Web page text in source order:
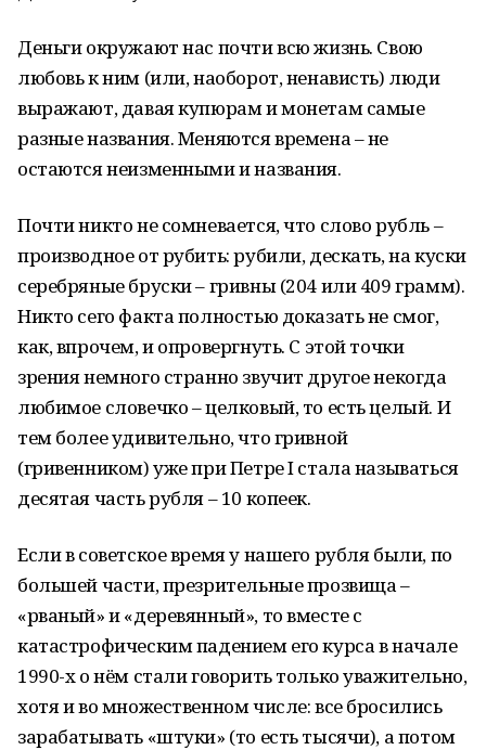
Деньги окружают нас почти всю жизнь. Свою
любовь к ним (или, наоборот, ненависть) люди
выражают, давая купюрам и монетам самые
разные названия. Меняются времена – не
остаются неизменными и названия.
Почти никто не сомневается, что слово рубль –
производное от рубить: рубили, дескать, на куски
серебряные бруски – гривны (204 или 409 грамм).
Никто сего факта полностью доказать не смог,
как, впрочем, и опровергнуть. С этой точки
зрения немного странно звучит другое некогда
любимое словечко – целковый, то есть целый. И
тем более удивительно, что гривной
(гривенником) уже при Петре I стала называться
десятая часть рубля – 10 копеек.
Если в советское время у нашего рубля были, по
большей части, презрительные прозвища –
«рваный» и «деревянный», то вместе с
катастрофическим падением его курса в начале
1990-х о нём стали говорить только уважительно,
хотя и во множественном числе: все бросились
зарабатывать «штуки» (то есть тысячи), а потом